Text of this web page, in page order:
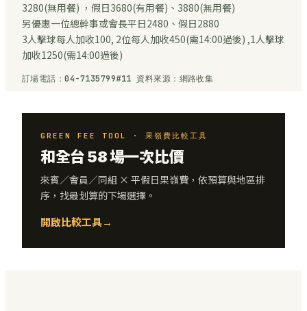
3280(無用餐) ，假日3680(有用餐)、3880(無用餐)
另優惠一位總幹事或會長平日2480、假日2880
3人擊球每人加收100, 2位每人加收450(需14:00過後) ,1人擊球
加收1250(需14:00過後)
訂場電話：04-7135799#11 資料來源：網路收集
GREEN FEE TOOL · 果嶺費比較工具
和全台 58 場一次比價
來賓／會員／同組 × 平假日果嶺費，依預算與地區排
序，找最划算的下場選擇。
開啟比較工具→